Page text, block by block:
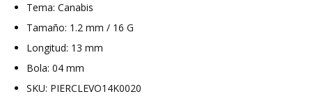
Tema: Canabis
Tamaño: 1.2 mm / 16 G
Longitud: 13 mm
Bola: 04 mm
SKU: PIERCLEVO14K0020